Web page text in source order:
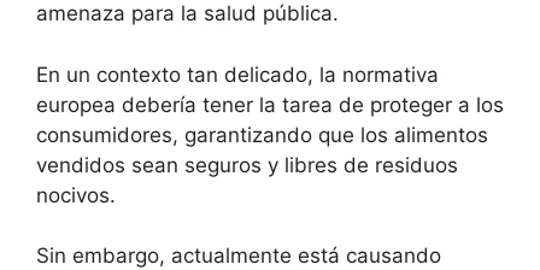
amenaza para la salud pública.
En un contexto tan delicado, la normativa
europea debería tener la tarea de proteger a los
consumidores, garantizando que los alimentos
vendidos sean seguros y libres de residuos
nocivos.
Sin embargo, actualmente está causando